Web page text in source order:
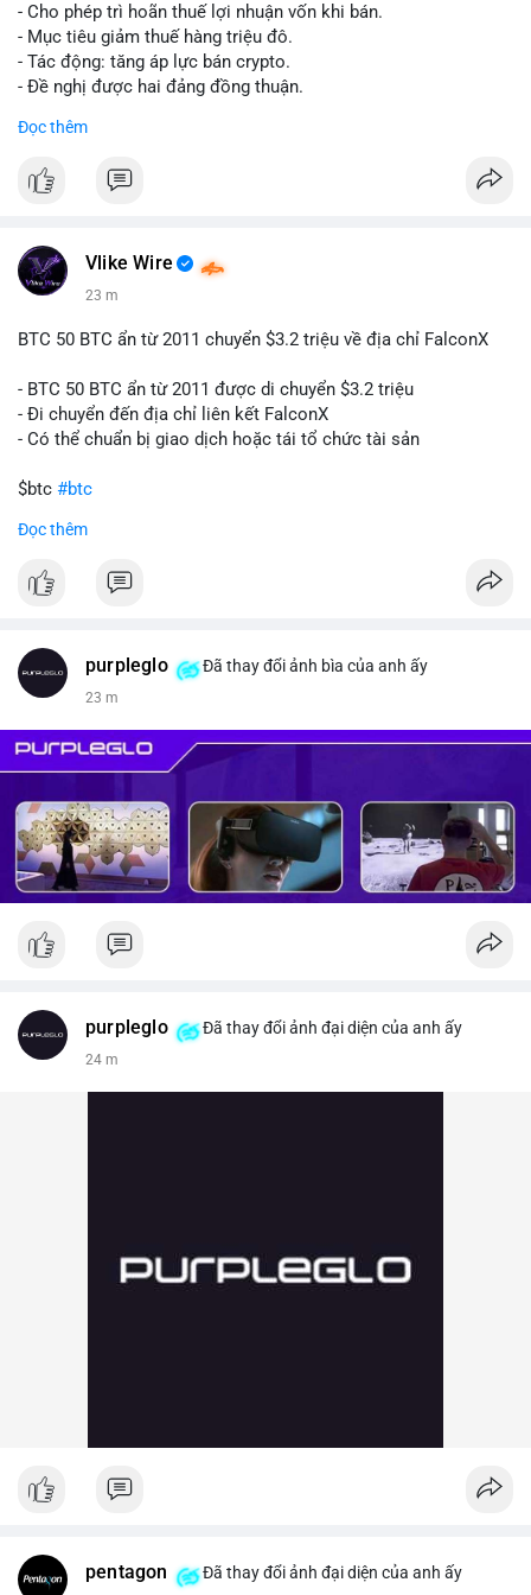
tái cơ cấu danh mục trước phiên giao dịch Âu-Mỹ. Tâm lý thị
trường có thể dao động nhẹ khi nhà đầu tư nhỏ lẻ theo dõi
động thái này.
và điểm đến của số BTC này trong 2-4 giờ tới. Nếu dòng tiền
phòng thủ. Nếu vào ví lạnh, có thể duy trì chiến lược nắm giữ
#160btc #vilanh #thanhkhoansan
- Cho phép trì hoãn thuế lợi nhuận vốn khi bán.
- Mục tiêu giảm thuế hàng triệu đô.
- Tác động: tăng áp lực bán crypto.
- Đề nghị được hai đảng đồng thuận.
📰 Nguồn: Cointelegraph
Đọc thêm
Vlike Wire
23 m
BTC 50 BTC ẩn từ 2011 chuyển $3.2 triệu về địa chỉ FalconX
- BTC 50 BTC ẩn từ 2011 được di chuyển $3.2 triệu
- Đi chuyển đến địa chỉ liên kết FalconX
- Có thể chuẩn bị giao dịch hoặc tái tổ chức tài sản
$btc #btc
#vlikevn
📰 Nguồn: CoinDesk
Đọc thêm
purpleglo Đã thay đổi ảnh bìa của anh ấy
23 m
purpleglo Đã thay đổi ảnh đại diện của anh ấy
24 m
pentagon Đã thay đổi ảnh đại diện của anh ấy